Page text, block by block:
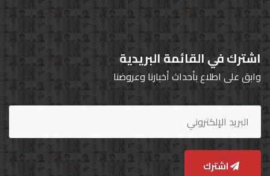
اشترك في القائمة البريدية
وابق على اطلاع بأحداث أخبارنا وعروضنا
اشترك